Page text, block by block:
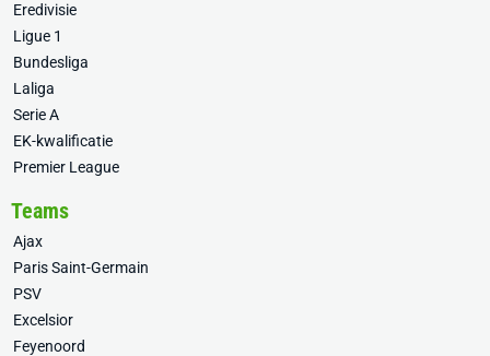
Eredivisie
Ligue 1
Bundesliga
Laliga
Serie A
EK-kwalificatie
Premier League
Teams
Ajax
Paris Saint-Germain
PSV
Excelsior
Feyenoord